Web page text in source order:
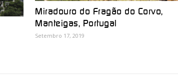
Miradouro do Fragão do Corvo,
Manteigas, Portugal
Setembro 17, 2019